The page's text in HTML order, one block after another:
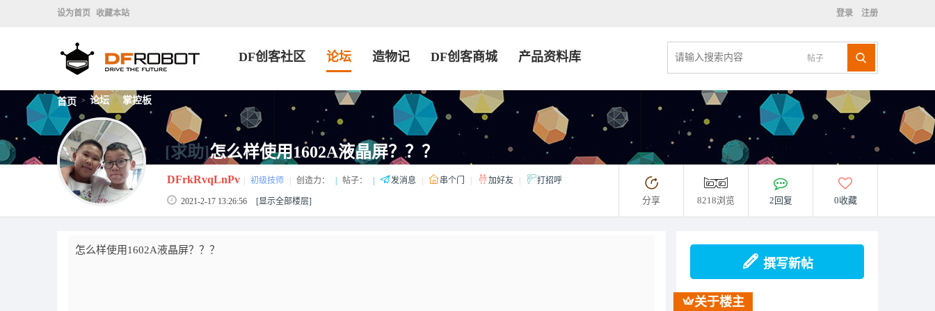
设为首页 收藏本站 登录 注册
帖子
DF创客社区 论坛 造物记 DF创客商城 产品资料库
首页 > 论坛 > 掌控板
[求助]怎么样使用1602A液晶屏？？？
DFrkRvqLnPv 初级技师 创造力： 帖子： 发消息 串个门 加好友 打招呼
2021-2-17 13:26:56 [显示全部楼层] 分享 8218浏览 2回复 0收藏
怎么样使用1602A液晶屏？？？
撰写新帖
关于楼主